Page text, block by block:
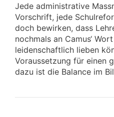
Jede administrative
Vorschrift, jede
doch bewirken, dass
nochmals an Camus‘
leidenschaftlich lieben
Voraussetzung für einen
dazu ist die Balance im